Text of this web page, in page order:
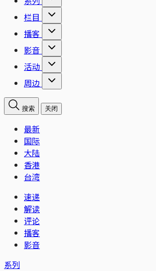
栏目
播客
影音
活动
周边
搜索 关闭
最新
国际
大陆
香港
台湾
速递
解读
评论
播客
影音
系列